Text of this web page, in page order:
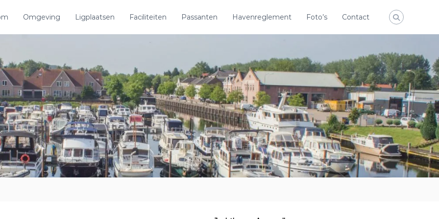
Omgeving Ligplaatsen Faciliteiten Passanten Havenreglement Foto’s Contact